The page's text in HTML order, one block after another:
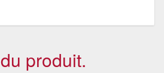
produit.